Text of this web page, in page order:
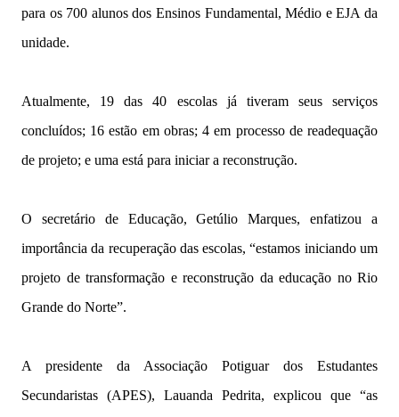
para os 700 alunos dos Ensinos Fundamental, Médio e EJA da
unidade.
Atualmente, 19 das 40 escolas já tiveram seus serviços
concluídos; 16 estão em obras; 4 em processo de readequação
de projeto; e uma está para iniciar a reconstrução.
O secretário de Educação, Getúlio Marques, enfatizou a
importância da recuperação das escolas, “estamos iniciando um
projeto de transformação e reconstrução da educação no Rio
Grande do Norte”.
A presidente da Associação Potiguar dos Estudantes
Secundaristas (APES), Lauanda Pedrita, explicou que “as